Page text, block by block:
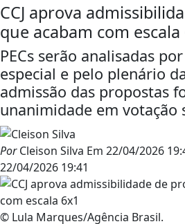
CCJ aprova
que acabam com escala
PECs serão analisadas
especial e pelo plenário
admissão das propostas
unanimidade em votação
PorCleison Silva Em 22/04/2026
22/04/2026 19:41
© Lula Marques/Agência Brasil.